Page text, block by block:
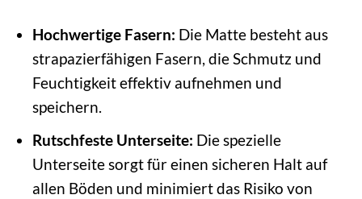
Hochwertige Fasern: Die Matte besteht aus
strapazierfähigen Fasern, die Schmutz und
Feuchtigkeit effektiv aufnehmen und
speichern.
Rutschfeste Unterseite: Die spezielle
Unterseite sorgt für einen sicheren Halt auf
allen Böden und minimiert das Risiko von